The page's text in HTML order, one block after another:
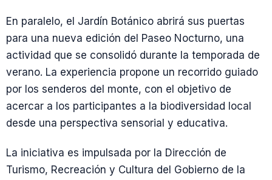
En paralelo, el Jardín Botánico abrirá sus puertas
para una nueva edición del Paseo Nocturno, una
actividad que se consolidó durante la temporada de
verano. La experiencia propone un recorrido guiado
por los senderos del monte, con el objetivo de
acercar a los participantes a la biodiversidad local
desde una perspectiva sensorial y educativa.
La iniciativa es impulsada por la Dirección de
Turismo, Recreación y Cultura del Gobierno de la